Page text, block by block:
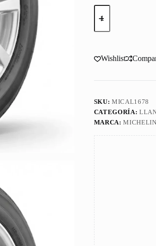
255/70/16
LLANT
LTX
Wishlist
SKU:MICAL1678
CATEGORÍA:
MARCA:MICHELIN